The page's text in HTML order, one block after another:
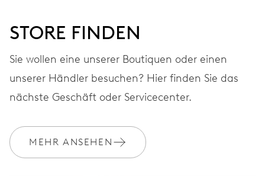
GARANTIE 2 Jahre
Werden Sie Mitglied bei MyOris und verlängern Sie Ihre Garantie
STORE FINDEN
Sie wollen eine unserer Boutiquen oder einen
unserer Händler besuchen? Hier finden Sie das
nächste Geschäft oder Servicecenter.
MEHR ANSEHEN